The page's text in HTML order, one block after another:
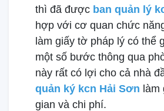
thì đã được ban quản lý
hợp với cơ quan chức
làm giấy tờ pháp lý có thể
một số bước thông qua
này rất có lợi cho cả nhà
quản ký kcn Hải Sơn làm
gian và chi phí.